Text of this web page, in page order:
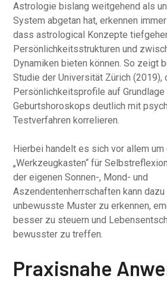
Astrologie bislang weitgehend als
System abgetan hat, erkennen
dass astrological Konzepte
Persönlichkeitsstrukturen und
Dynamiken bieten können. So zeigt
Studie der Universität Zürich (2019),
Persönlichkeitsprofile auf
Geburtshoroskops deutlich mit
Testverfahren korrelieren.
Hierbei handelt es sich vor allem um
„Werkzeugkasten“ für
der eigenen Sonnen-, Mond- und
Aszendentenherrschaften kann dazu
unbewusste Muster zu erkennen,
besser zu steuern und
bewusster zu treffen.
Praxisnahe